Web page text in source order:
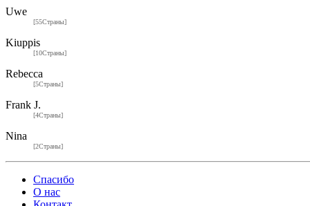
Uwe
[55Страны]
Kiuppis
[10Страны]
Rebecca
[5Страны]
Frank J.
[4Страны]
Nina
[2Страны]
Спасибо
О нас